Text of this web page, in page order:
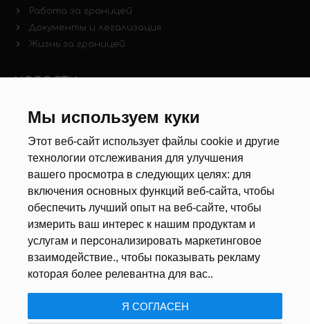
Мы используем куки
Этот веб-сайт использует файлы cookie и другие
технологии отслеживания для улучшения
вашего просмотра в следующих целях: для
включения основных функций веб-сайта, чтобы
обеспечить лучший опыт на веб-сайте, чтобы
измерить ваш интерес к нашим продуктам и
услугам и персонализировать маркетинговое
взаимодействие., чтобы показывать рекламу
которая более релевантна для вас..
Я СОГЛАСЕН
Работа за границей
Документы и легализация
Жизнь за границей
НОВОСТИ
Новости рынка труда
Анкета
Калькулятор дат
Документы
ПОЛИТИКА КОНФИДЕНЦИАЛЬНОСТИ/USTAWIENIA COOKIE